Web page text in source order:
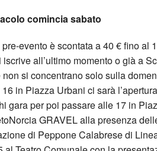
comincia sabato
evento è scontata a 40 € fino al
iscrive all’ultimo momento o già a
si concentrano solo sulla
in Piazza Urbani ci sarà
gara per poi passare alle 17 in
GRAVEL alla presenza
di Peppone Calabrese di